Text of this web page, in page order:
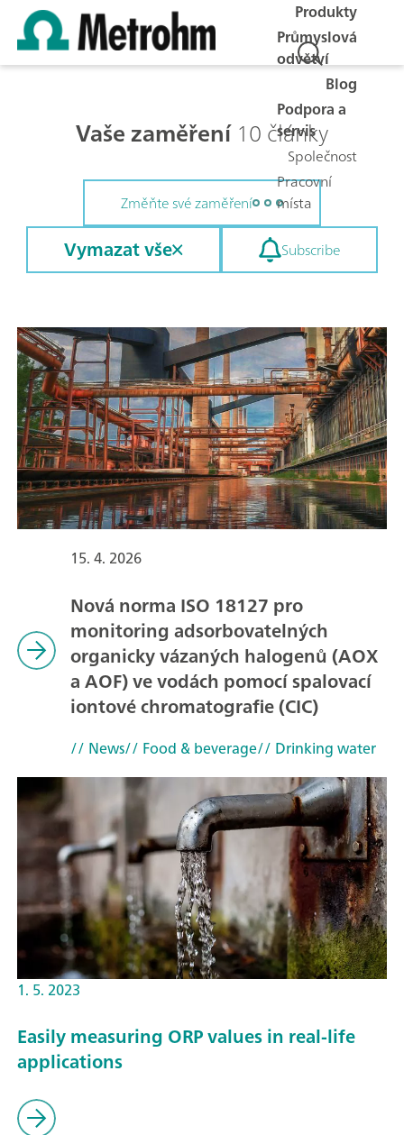
Produkty
Průmyslová
odvětví
Blog
Podpora a
servis
Společnost
Pracovní
místa
Vaše zaměření10 články
Změňte své zaměření
Vymazat vše Subscribe
15. 4. 2026
Nová norma ISO 18127 pro
monitoring adsorbovatelných
organicky vázaných halogenů (AOX
a AOF) ve vodách pomocí spalovací
iontové chromatografie (CIC)
// News// Food & beverage// Drinking water
1. 5. 2023
Easily measuring ORP values in real-life
applications